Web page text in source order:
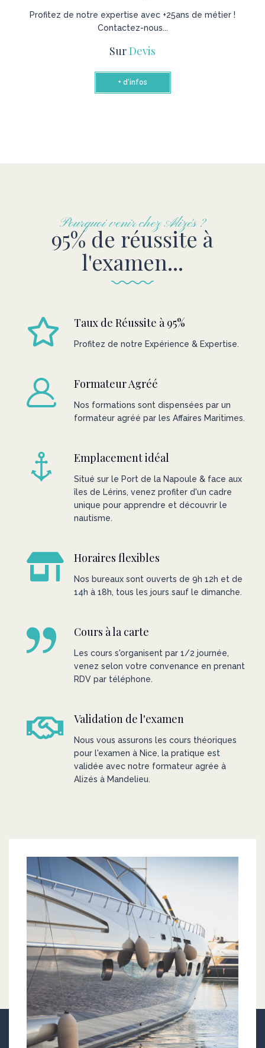
Profitez de notre expertise avec +25ans de métier !
Contactez-nous...
SurDevis
+ d'infos
Pourquoi venir chez Alizés ?
95% de réussite à
l'examen...
Taux de Réussite à 95%
Profitez de notre Expérience & Expertise.
Formateur Agréé
Nos formations sont dispensées par un
formateur agréé par les Affaires Maritimes.
Emplacement idéal
Situé sur le Port de la Napoule & face aux
îles de Lérins, venez profiter d'un cadre
unique pour apprendre et découvrir le
nautisme.
Horaires flexibles
Nos bureaux sont ouverts de 9h 12h et de
14h à 18h, tous les jours sauf le dimanche.
Cours à la carte
Les cours s'organisent par 1/2 journée,
venez selon votre convenance en prenant
RDV par téléphone.
Validation de l'examen
Nous vous assurons les cours théoriques
pour l'examen à Nice, la pratique est
validée avec notre formateur agrée à
Alizés à Mandelieu.